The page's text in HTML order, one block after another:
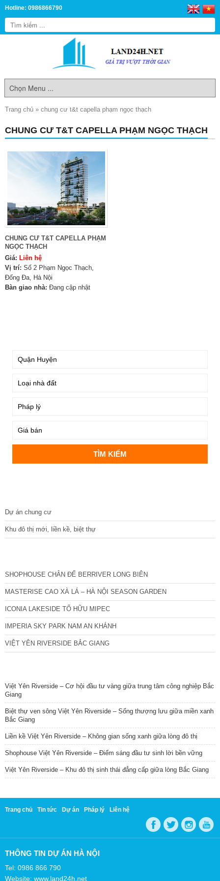
Hotline: 0986866790
Trang chủ » chung cư t&t capella phạm ngọc thạch
CHUNG CƯ T&T CAPELLA PHẠM NGỌC THẠCH
CHUNG CƯ T&T CAPELLA PHẠM
NGỌC THẠCH
Giá: Liên hệ
Vị trí: Số 2 Phạm Ngọc Thạch,
Đống Đa, Hà Nội
Bàn giao nhà: Đang cập nhật
Dự án chung cư
Khu đô thị mới, liền kề, biệt thự
SHOPHOUSE CHÂN ĐẾ BERRIVER LONG BIÊN
MASTERISE CAO XÀ LÁ – HÀ NỘI SEASON GARDEN
ICONIA LAKESIDE TỐ HỮU MIPEC
IMPERIA SKY PARK NAM AN KHÁNH
VIỆT YÊN RIVERSIDE BẮC GIANG
Việt Yên Riverside – Cơ hội đầu tư vàng giữa trung tâm công nghiệp Bắc
Giang
Biệt thự ven sông Việt Yên Riverside – Sống thượng lưu giữa miền xanh
Bắc Giang
Liền kề Việt Yên Riverside – Không gian sống xanh giữa lòng đô thị
Shophouse Việt Yên Riverside – Điểm sáng đầu tư sinh lời bền vững
Việt Yên Riverside – Khu đô thị sinh thái đẳng cấp giữa lòng Bắc Giang
Trang chủ Tin tức Dự án Pháp lý Liên hệ
THÔNG TIN DỰ ÁN HÀ NỘI
Tel: 0986 866 790
Website: www.land24h.net